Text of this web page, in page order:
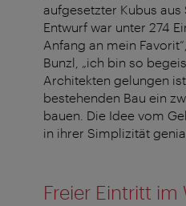
aufgesetzter Kubus aus
Entwurf war unter 274
Anfang an mein
Bunzl, „ich bin so
Architekten gelungen
bestehenden Bau ein
bauen. Die Idee vom
in ihrer Simplizität
Freier Eintritt im